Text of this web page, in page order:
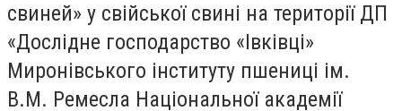
свиней» у свійської свині на території ДП
«Дослідне господарство «Івківці»
Миронівського інституту пшениці ім.
В.М. Ремесла Національної академії